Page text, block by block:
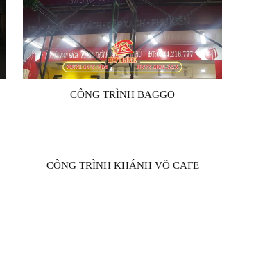
CÔNG TRÌNH BAGGO
CÔNG TRÌNH KHÁNH VÕ CAFE